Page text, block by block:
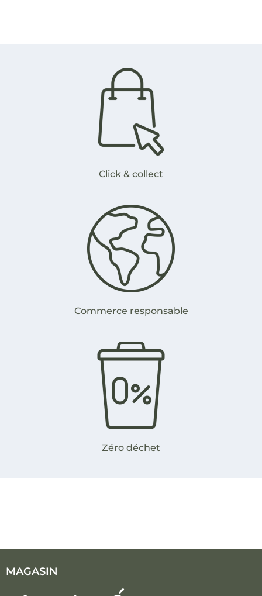
Click & collect
Commerce responsable
Zéro déchet
MAGASIN